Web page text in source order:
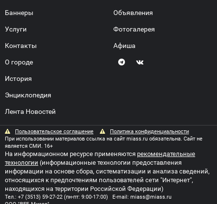
Баннеры
Услуги
Контакты
О городе
История
Энциклопедия
Лента Новостей
Объявления
Фотогалерея
Афиша
Пользовательское соглашение
Политика конфиденциальности
При использовании материалов ссылка на сайт miass.ru обязательна. Сайт не
является СМИ. 16+
На информационном ресурсе применяются рекомендательные
технологии (информационные технологии предоставления
информации на основе сбора, систематизации и анализа сведений,
относящихся к предпочтениям пользователей сети "Интернет",
находящихся на территории Российской Федерации)
Тел.: +7 (3513) 59-27-22 (пн-пт: 9:00-17:00) E-mail: miass@miass.ru